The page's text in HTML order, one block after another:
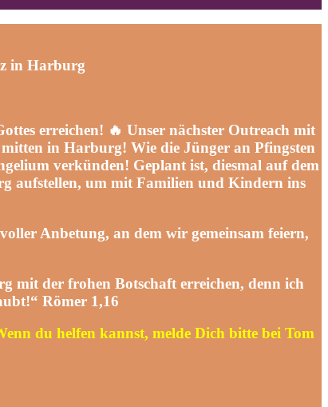
in Harburg
erreichen! 🔥 Unser nächster Outreach mit
mitten in Harburg! Wie die Jünger an Pfingsten
verkünden! Geplant ist, diesmal auf dem
aufstellen, um mit Familien und Kindern ins
Anbetung, an dem wir gemeinsam feiern,
mit der frohen Botschaft erreichen, denn ich
Römer 1,16
du helfen kannst, melde Dich bitte bei Tom